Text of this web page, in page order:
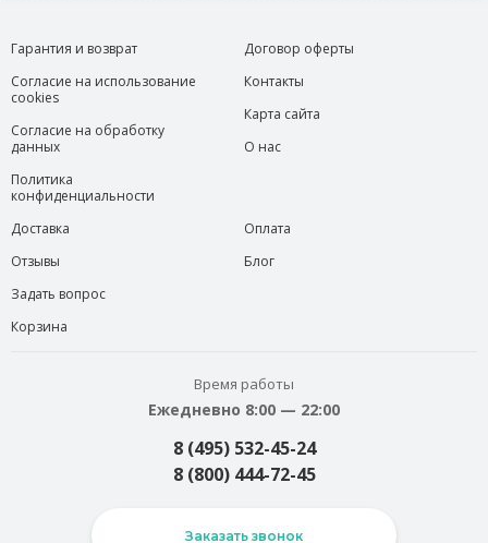
Гарантия и возврат
Согласие на использование
cookies
Согласие на обработку
данных
Политика
конфиденциальности
Договор оферты
Контакты
Карта сайта
О нас
Доставка
Отзывы
Задать вопрос
Корзина
Оплата
Блог
Время работы
Ежедневно 8:00 — 22:00
8 (495) 532-45-24
8 (800) 444-72-45
Заказать звонок